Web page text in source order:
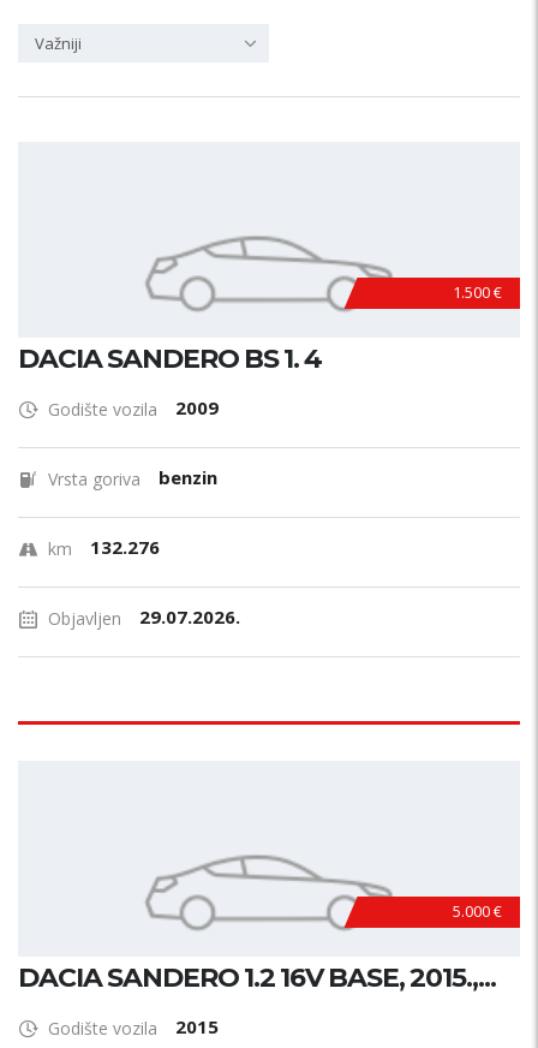
PRETRAŽI
Važniji
1.500 €
DACIA SANDERO BS 1. 4
Godište vozila 2009
Vrsta goriva benzin
km 132.276
Objavljen 29.07.2026.
5.000 €
DACIA SANDERO 1.2 16V BASE, 2015.,...
Godište vozila 2015